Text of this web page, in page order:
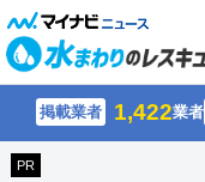
掲載業者 1,422業者
PR